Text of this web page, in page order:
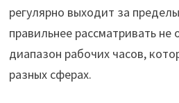
регулярно выходит за
правильнее рассматривать не
диапазон рабочих часов,
разных сферах.